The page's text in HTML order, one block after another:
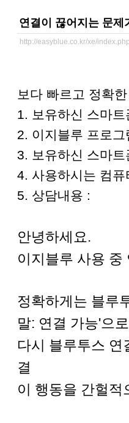
연결이 끊어지는 문제
http://easyblue.co.kr/xe/
보다 빠르고 정확
1. 보유하신 스마
2. 이지블루 프로
3. 보유하신 스마
4. 사용하시는 컴
5. 상담내용 :
안녕하세요.
이지블루 사용 중
정확하게는 블루
말: 연결 가능'으
다시 블루투스 연
결
이 행동을 간헐적